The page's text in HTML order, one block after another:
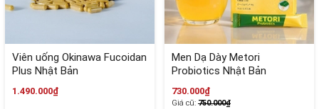
Viên uống Okinawa Fucoidan
Plus Nhật Bản
1.490.000₫
Men Dạ Dày Metori
Probiotics Nhật Bản
730.000₫
Giá cũ: 750.000₫